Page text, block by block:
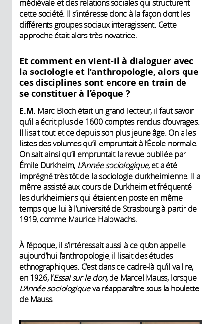
médiévale et des relations sociales qui structurent
cette société. Il s’intéresse donc à la façon dont les
différents groupes sociaux interagissent. Cette
approche était alors très novatrice.
Et comment en vient-il à dialoguer avec
la sociologie et l’anthropologie, alors que
ces disciplines sont encore en train de
se constituer à l’époque ?
E.M. Marc Bloch était un grand lecteur, il faut savoir
qu’il a écrit plus de 1600 comptes rendus d’ouvrages.
Il lisait tout et ce depuis son plus jeune âge. On a les
listes des volumes qu’il empruntait à l’École normale.
On sait ainsi qu’il empruntait la revue publiée par
Émile Durkheim, L’Année sociologique,et a été
imprégné très tôt de la sociologie durkheimienne. Il a
même assisté aux cours de Durkheim et fréquenté
les durkheimiens qui étaient en poste en même
temps que lui à l’université de Strasbourg à partir de
1919, comme Maurice Halbwachs.
À l’époque, il s’intéressait aussi à ce qu’on appelle
aujourd’hui l’anthropologie, il lisait des études
ethnographiques. C’est dans ce cadre-là qu’il va lire,
en 1926, l’Essai sur le don,de Marcel Mauss, lorsque
L’Année sociologiqueva réapparaître sous la houlette
de Mauss.